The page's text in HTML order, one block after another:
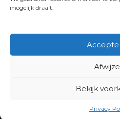
mogelijk draait.
Bekijk
Privacy
VOLG ONS